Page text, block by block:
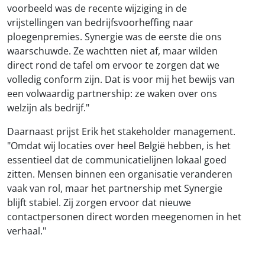
voorbeeld was de recente wijziging in de
vrijstellingen van bedrijfsvoorheffing naar
ploegenpremies. Synergie was de eerste die ons
waarschuwde. Ze wachtten niet af, maar wilden
direct rond de tafel om ervoor te zorgen dat we
volledig conform zijn. Dat is voor mij het bewijs van
een volwaardig partnership: ze waken over ons
welzijn als bedrijf."
Daarnaast prijst Erik het stakeholder management.
"Omdat wij locaties over heel België hebben, is het
essentieel dat de communicatielijnen lokaal goed
zitten. Mensen binnen een organisatie veranderen
vaak van rol, maar het partnership met Synergie
blijft stabiel. Zij zorgen ervoor dat nieuwe
contactpersonen direct worden meegenomen in het
verhaal."